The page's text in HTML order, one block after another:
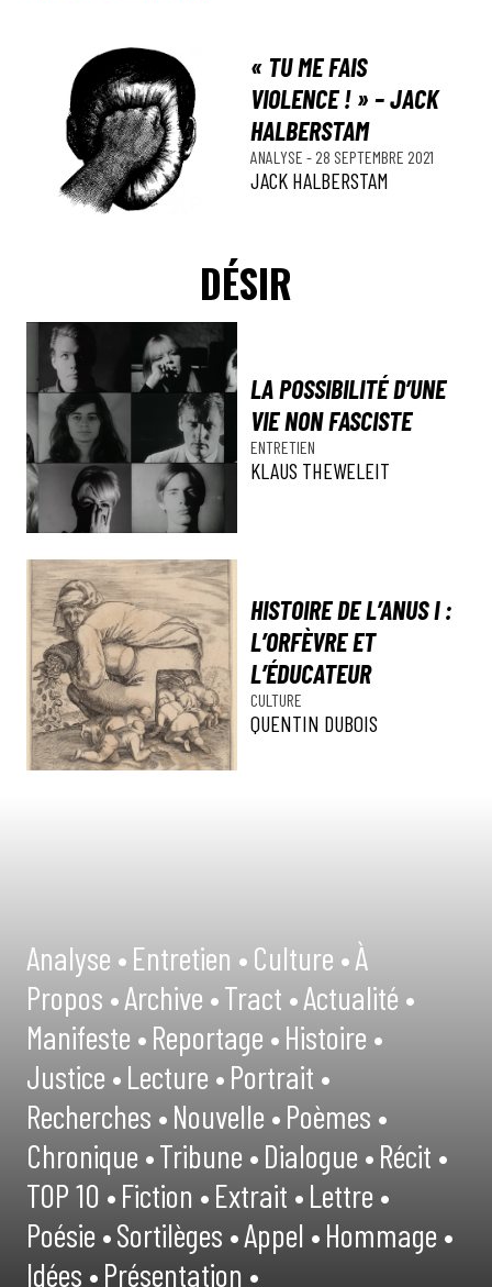
« TU ME FAIS
VIOLENCE ! » – JACK
HALBERSTAM
ANALYSE - 28 SEPTEMBRE 2021
JACK HALBERSTAM
DÉSIR
LA POSSIBILITÉ D’UNE
VIE NON FASCISTE
ENTRETIEN
KLAUS THEWELEIT
HISTOIRE DE L’ANUS I :
L’ORFÈVRE ET
L’ÉDUCATEUR
CULTURE
QUENTIN DUBOIS
Analyse •Entretien •Culture •À
Propos •Archive •Tract •Actualité •
Manifeste •Reportage •Histoire •
Justice •Lecture •Portrait •
Recherches •Nouvelle •Poèmes •
Chronique •Tribune •Dialogue •Récit •
TOP 10 •Fiction •Extrait •Lettre •
Poésie •Sortilèges •Appel •Hommage •
Idées •Présentation •